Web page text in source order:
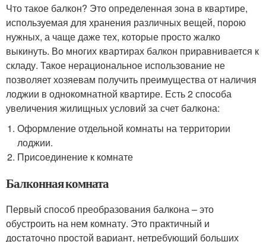
Что такое балкон? Это определенная зона в квартире,
используемая для хранения различных вещей, порою
нужных, а чаще даже тех, которые просто жалко
выкинуть. Во многих квартирах балкон приравнивается к
складу. Такое нерациональное использование не
позволяет хозяевам получить преимущества от наличия
лоджии в однокомнатной квартире. Есть 2 способа
увеличения жилищных условий за счет балкона:
Оформление отдельной комнаты на территории
лоджии.
Присоединение к комнате
Балконная комната
Первый способ преобразования балкона – это
обустроить на нем комнату. Это практичный и
достаточно простой вариант, нетребующий больших